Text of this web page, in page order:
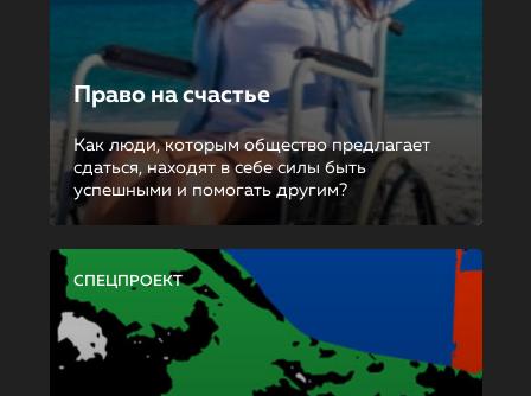
Право на счастье
Как люди, которым общество предлагает
сдаться, находят в себе силы быть
успешными и помогать другим?
СПЕЦПРОЕКТ